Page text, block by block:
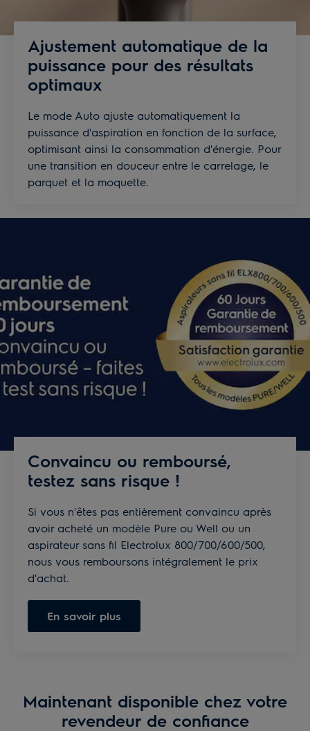
Ajustement automatique de la
puissance pour des résultats
optimaux
Le mode Auto ajuste automatiquement la
puissance d'aspiration en fonction de la surface,
optimisant ainsi la consommation d'énergie. Pour
une transition en douceur entre le carrelage, le
parquet et la moquette.
Convaincu ou remboursé,
testez sans risque !
Si vous n'êtes pas entièrement convaincu après
avoir acheté un modèle Pure ou Well ou un
aspirateur sans fil Electrolux 800/700/600/500,
nous vous remboursons intégralement le prix
d'achat.
En savoir plus
Maintenant disponible chez votre
revendeur de confiance